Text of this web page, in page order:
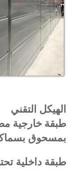
التقني
بسماكة 0.5 مم على كلا الجانبين